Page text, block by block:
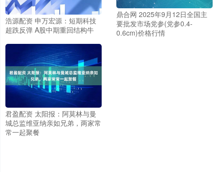
浩源配资 申万宏源：短期科技
超跌反弹 A股中期重回结构牛
鼎合网 2025年9月12日全国主
要批发市场党参(党参0.4-
0.6cm)价格行情
君盈配资 太阳报：阿莫林与曼
城总监维亚纳亲如兄弟，两家常
常一起聚餐